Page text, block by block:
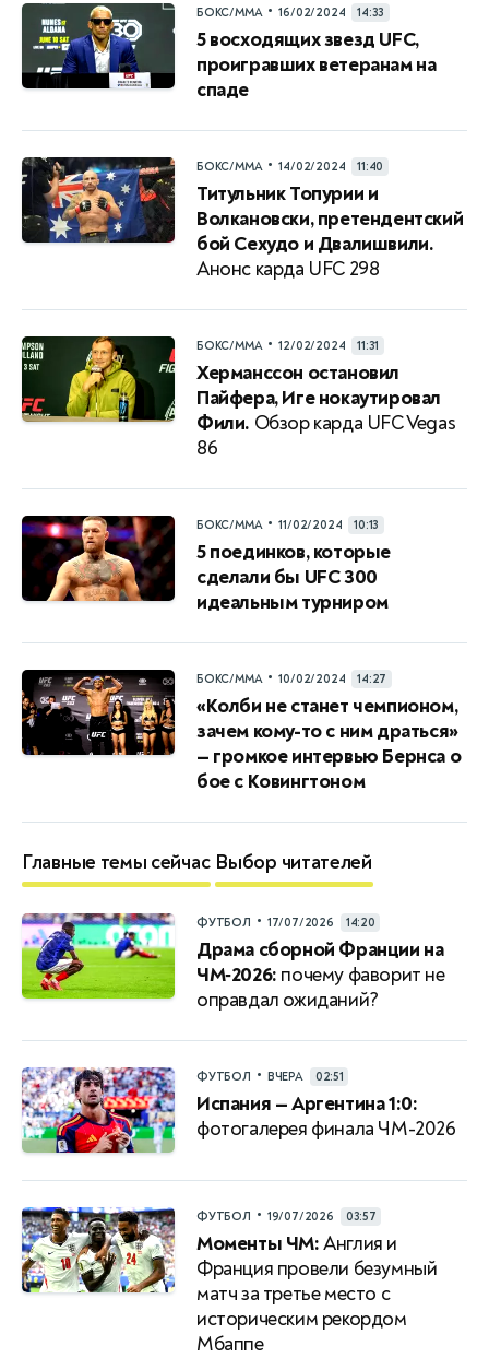
БОКС/ММА • 16/02/2024 14:33
5 восходящих звезд UFC,
проигравших ветеранам на
спаде
БОКС/ММА • 14/02/2024 11:40
Титульник Топурии и
Волкановски, претендентский
бой Сехудо и Двалишвили.
Анонс карда UFC 298
БОКС/ММА • 12/02/2024 11:31
Херманссон остановил
Пайфера, Иге нокаутировал
Фили. Обзор карда UFC Vegas
86
БОКС/ММА • 11/02/2024 10:13
5 поединков, которые
сделали бы UFC 300
идеальным турниром
БОКС/ММА • 10/02/2024 14:27
«Колби не станет чемпионом,
зачем кому-то с ним драться»
— громкое интервью Бернса о
бое с Ковингтоном
Главные темы сейчас Выбор читателей
ФУТБОЛ • 17/07/2026 14:20
Драма сборной Франции на
ЧМ‑2026: почему фаворит не
оправдал ожиданий?
ФУТБОЛ • ВЧЕРА 02:51
Испания — Аргентина 1:0:
фотогалерея финала ЧМ-2026
ФУТБОЛ • 19/07/2026 03:57
Моменты ЧМ:Англия и
Франция провели безумный
матч за третье место с
историческим рекордом
Мбаппе